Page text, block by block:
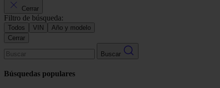
Cerrar
Filtro de búsqueda:
Todos VIN
Año y modelo
Cerrar
Buscar
Búsquedas populares